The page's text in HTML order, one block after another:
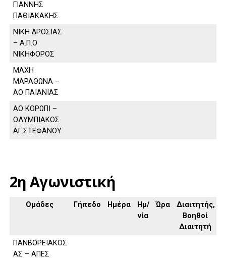
ΓΙΑΝΝΗΣ
ΠΑΘΙΑΚΑΚΗΣ
ΝΙΚΗ ΔΡΟΣΙΑΣ
– Α.Π.Ο
ΝΙΚΗΦΟΡΟΣ
ΜΑΧΗ
ΜΑΡΑΘΩΝΑ –
ΑΟ ΠΑΙΑΝΙΑΣ
ΑΟ ΚΟΡΩΠΙ –
ΟΛΥΜΠΙΑΚΟΣ
ΑΓ.ΣΤΕΦΑΝΟΥ
2η Αγωνιστική
Ομάδες Γήπεδο Ημέρα
Ημ/
νία
Ώρα
Διαιτητής,
Βοηθοί
Διαιτητή
ΠΑΝΒΟΡΕΙΑΚΟΣ
ΑΣ – ΑΠΕΣ